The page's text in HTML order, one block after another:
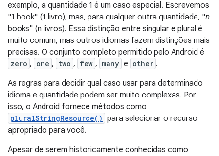
exemplo, a quantidade 1 é um caso especial. Escrevemos
"1 book" (1 livro), mas, para qualquer outra quantidade, "n
books" (n livros). Essa distinção entre singular e plural é
muito comum, mas outros idiomas fazem distinções mais
precisas. O conjunto completo permitido pelo Android é
zero , one , two , few , many e other .
As regras para decidir qual caso usar para determinado
idioma e quantidade podem ser muito complexas. Por
isso, o Android fornece métodos como
pluralStringResource() para selecionar o recurso
apropriado para você.
Apesar de serem historicamente conhecidas como